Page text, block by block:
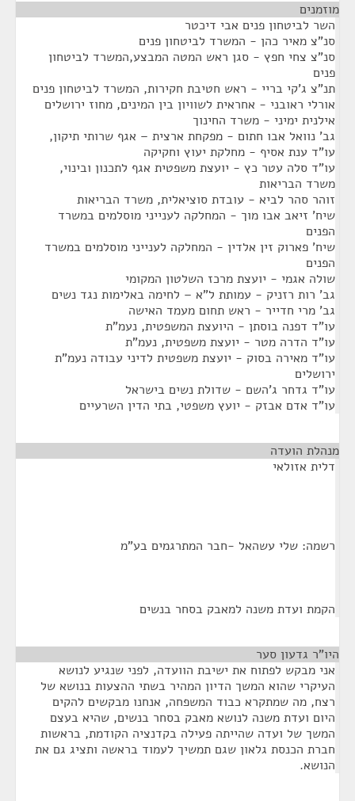
מוזמנים
השר לביטחון פנים אבי דיכטר
סנ"צ מאיר כהן - המשרד לביטחון פנים
סנ"צ צחי חפץ - סגן ראש המטה המבצע,המשרד לביטחון
פנים
תנ"צ ג'קי בריי - ראש חטיבת חקירות, המשרד לביטחון פנים
אורלי ראובני - אחראית לשוויון בין המינים, מחוז ירושלים
אילנית ימיני - משרד החינוך
גב' נוואל אבו חתום - מפקחת ארצית – אגף שרותי תיקון,
עו"ד ענת אסיף - מחלקת יעוץ וחקיקה
עו"ד סלה עטר כץ - יועצת משפטית אגף לתכנון ובינוי,
משרד הבריאות
זוהר סהר לביא - עובדת סוציאלית, משרד הבריאות
שיח' זיאב אבו מוך - המחלקה לענייני מוסלמים במשרד
הפנים
שיח' פארוק זין אלדין - המחלקה לענייני מוסלמים במשרד
הפנים
שולה אגמי - יועצת מרכז השלטון המקומי
גב' רות רזניק - עמותת ל"א – לחימה באלימות נגד נשים
גב' מרי חדייר - ראש תחום מעמד האישה
עו"ד דפנה בוסתן - היועצת המשפטית, נעמ"ת
עו"ד הדרה מטר - יועצת משפטית, נעמ"ת
עו"ד מאירה בסוק - יועצת משפטית לדיני עבודה נעמ"ת
ירושלים
עו"ד גדחר ג'השם - שדולת נשים בישראל
עו"ד אדם אבזק - יועץ משפטי, בתי הדין השרעיים
מנהלת הועדה
דלית אזולאי
רשמה: שלי עשהאל -חבר המתרגמים בע"מ
הקמת ועדת משנה למאבק בסחר בנשים
היו"ר גדעון סער
אני מבקש לפתוח את ישיבת הוועדה, לפני שנגיע לנושא
העיקרי שהוא המשך הדיון המהיר בשתי ההצעות בנושא של
רצח, מה שמתקרא כבוד המשפחה, אנחנו מבקשים להקים
היום ועדת משנה לנושא מאבק בסחר בנשים, שהיא בעצם
המשך של ועדה שהייתה פעילה בקדנציה הקודמת, בראשות
חברת הכנסת גלאון שגם תמשיך לעמוד בראשה ותציג גם את
הנושא.